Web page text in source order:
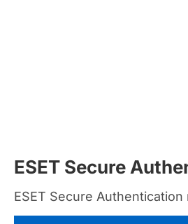
ESET Secure
ESET Secure